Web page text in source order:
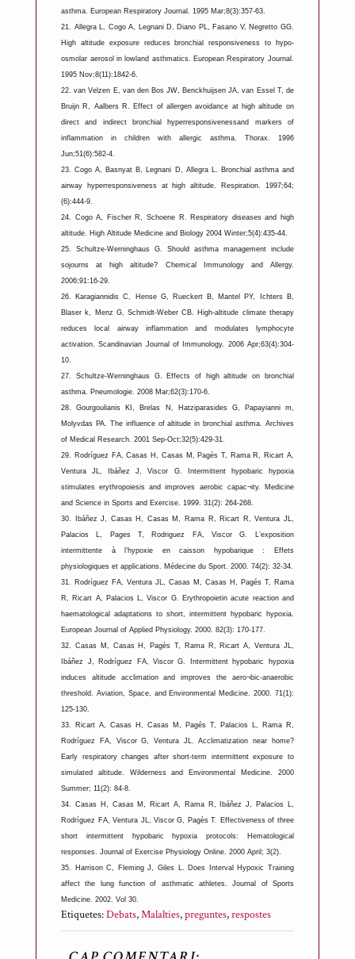
asthma. European Respiratory Journal. 1995 Mar;8(3):357-63.
21. Allegra L, Cogo A, Legnani D, Diano PL, Fasano V, Negretto GG.
High altitude exposure reduces bronchial responsiveness to hypo-
osmolar aerosol in lowland asthmatics. European Respiratory Journal.
1995 Nov;8(11):1842-6.
22. van Velzen E, van den Bos JW, Benckhuijsen JA, van Essel T, de
Bruijn R, Aalbers R. Effect of allergen avoidance at high altitude on
direct and indirect bronchial hyperresponsivenessand markers of
inflammation in children with allergic asthma. Thorax. 1996
Jun;51(6):582-4.
23. Cogo A, Basnyat B, Legnani D, Allegra L. Bronchial asthma and
airway hyperresponsiveness at high altitude. Respiration. 1997;64;
(6):444-9.
24. Cogo A, Fischer R, Schoene R. Respiratory diseases and high
altitude. High Altitude Medicine and Biology 2004 Winter;5(4):435-44.
25.
Schultze-Werninghaus G. Should asthma management include
sojourns at high altitude? Chemical Immunology and Allergy.
2006;91:16-29.
26.
Karagiannidis C, Hense G, Rueckert B, Mantel PY, Ichters B,
Blaser k, Menz G, Schmidt-Weber CB. High-altitude climate therapy
reduces local airway inflammation and modulates lymphocyte
activation. Scandinavian Journal of Immunology. 2006 Apr;63(4):304-
10.
27.
Schultze-Werninghaus G. Effects of high altitude on bronchial
asthma. Pneumologie. 2008 Mar;62(3):170-6.
28.
Gourgoulianis KI, Brelas N, Hatziparasides G, Papayianni m,
Molyvdas PA. The influence of altitude in bronchial asthma. Archives
of Medical Research. 2001 Sep-Oct;32(5):429-31.
29. Rodríguez FA, Casas H, Casas M, Pagès T, Rama R, Ricart A,
Ventura JL, Ibáñez J, Viscor G. Intermittent hypobaric hypoxia
stimulates erythropoiesis and improves aerobic capac¬ity. Medicine
and Science in Sports and Exercise. 1999. 31(2): 264-268.
30.
Ibáñez J, Casas H, Casas M, Rama R, Ricart R, Ventura JL,
Palacios L, Pages T, Rodriguez FA, Viscor G. L’exposition
intermittente à l’hypoxie en caisson hypobarique : Effets
physiologiques et applications. Médecine du Sport. 2000. 74(2): 32-34.
31. Rodríguez FA, Ventura JL, Casas M, Casas H, Pagés T, Rama
R, Ricart A, Palacios L, Viscor G. Erythropoietin acute reaction and
haematological adaptations to short, intermittent hypobaric hypoxia.
European Journal of Applied Physiology. 2000. 82(3): 170-177.
32. Casas M, Casas H, Pagès T, Rama R, Ricart A, Ventura JL,
Ibáñez J, Rodríguez FA, Viscor G. Intermittent hypobaric hypoxia
induces altitude acclimation and improves the aero¬bic-anaerobic
threshold. Aviation, Space, and Environmental Medicine. 2000. 71(1):
125-130.
33.
Ricart A, Casas H, Casas M, Pagés T, Palacios L, Rama R,
Rodríguez FA, Viscor G, Ventura JL. Acclimatization near home?
Early respiratory changes after short-term intermittent exposure to
simulated altitude. Wilderness and Environmental Medicine. 2000
Summer; 11(2): 84-8.
34. Casas H, Casas M, Ricart A, Rama R, Ibáñez J, Palacios L,
Rodríguez FA, Ventura JL, Viscor G, Pagès T. Effectiveness of three
short intermittent hypobaric hypoxia protocols: Hematological
responses. Journal of Exercise Physiology Online. 2000 April; 3(2).
35.
Harrison C, Fleming J, Giles L. Does Interval Hypoxic Training
affect the lung function of asthmatic athletes. Journal of Sports
Medicine. 2002. Vol 30.
Etiquetes:Debats,Malalties,preguntes,respostes